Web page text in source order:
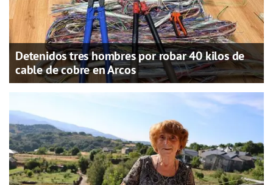
Detenidos tres hombres por robar 40 kilos de
cable de cobre en Arcos